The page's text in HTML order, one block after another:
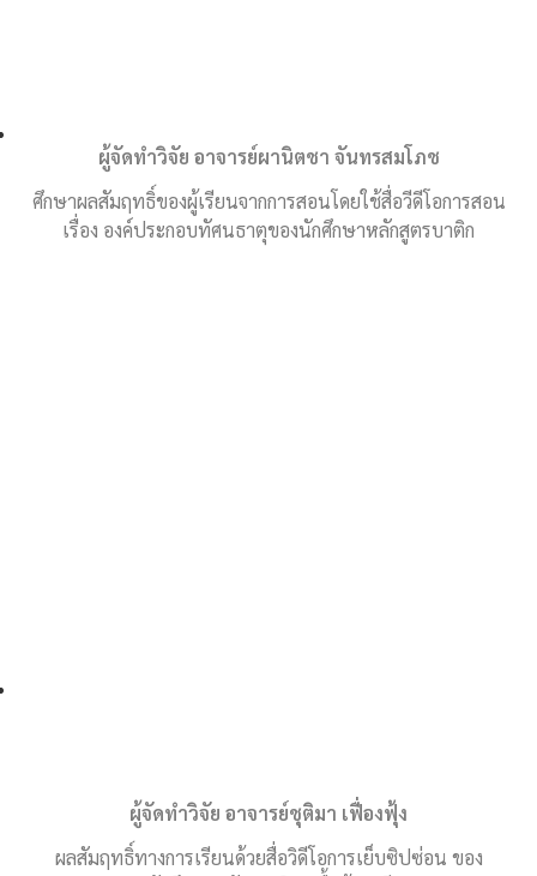
สมัครเรียนผู้จัดทำวิจัย อาจารย์ผานิตชา จันทรสมโภช
ศึกษาผลสัมฤทธิ์ของผู้เรียนจากการสอนโดยใช้สื่อวีดีโอการสอน
เรื่อง องค์ประกอบทัศนธาตุของนักศึกษาหลักสูตรบาติก
ผู้จัดทำวิจัย อาจารย์ชุติมา เฟื่องฟุ้ง
ผลสัมฤทธิ์ทางการเรียนด้วยสื่อวิดีโอการเย็บซิปซ่อน ของ